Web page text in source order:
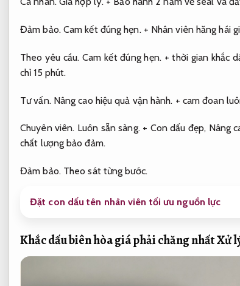
Đảm bảo. Cam kết đúng hẹn.+ Nhân viên hăng hái
Theo yêu cầu. Cam kết đúng hẹn. + thời gian khắc
chỉ 15 phút.
Tư vấn. Nâng cao hiệu quả vận hành. + cam đoan
Chuyên viên. Luôn sẵn sàng.+ Con dấu đẹp, Nâng
chất lượng bảo đảm.
Đảm bảo. Theo sát từng bước.
Đặt con dấu tên nhân viên tối ưu nguồn lực
Khắc dấu biên hòa giá phải chăng nhấtXử